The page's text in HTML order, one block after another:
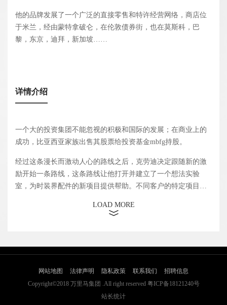
他的品牌发展了一个广泛的直接零售和特许经营网络，商店位
于米兰，经由蒙特拿破仑，在伦敦债券街，也在莫斯科，巴
黎，东京，迪拜，新加坡……
详情介绍
一个大的投资集团不能忽视的积极和国际的发展；在商业上的
成功，比亚西亚家族出售其股票给投资基金mbfg持股。
经过这条漫长而激动人心的路线之后，克劳迪决定跟随新的激
励开始一条路线，这条路线让他打开并建立了一个想法实验
室，为时装界配件的新项目提供帮助。不同客户的特定项目的
户的所有需求；从设计到研究，创建心情板到创建定制材料，
Patrizia Pepe和卡米拉等。经过这条漫长而激动人心的路线之
开并建立了一个想法实验室，为时装界配件的新项目提供帮
助。不同客户的特定项目的研究和风格的形成。 一个工作室的
设计团队能够以360°跟踪客户的所有需求；从设计到研究，创
LOAD MORE
网站地图 法律声明 隐私政策 联系我们
招聘信息
Copyright©2018 万里马集团 .All right reserved 粤ICP备18121240号
站长统计